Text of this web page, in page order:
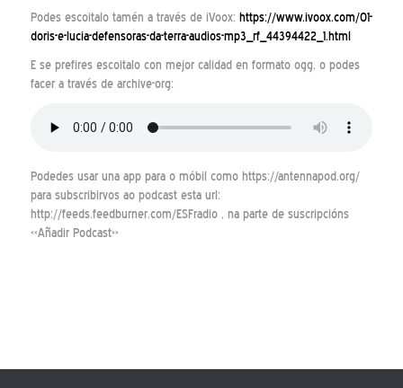
Podes escoitalo tamén a través de iVoox: https://www.ivoox.com/01-
doris-e-lucia-defensoras-da-terra-audios-mp3_rf_44394422_1.html
E se prefires escoitalo con mejor calidad en formato ogg, o podes
facer a través de archive-org:
Podedes usar una app para o móbil como https://antennapod.org/
para subscribirvos ao podcast esta url:
http://feeds.feedburner.com/ESFradio , na parte de suscripcións
«Añadir Podcast»